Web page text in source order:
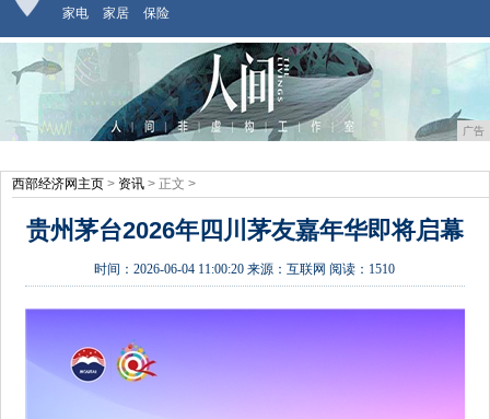
家电
家居 保险
广告
西部经济网主页 > 资讯 > 正文 >
贵州茅台2026年四川茅友嘉年华即将启幕
时间：2026-06-04 11:00:20 来源：互联网 阅读：1510